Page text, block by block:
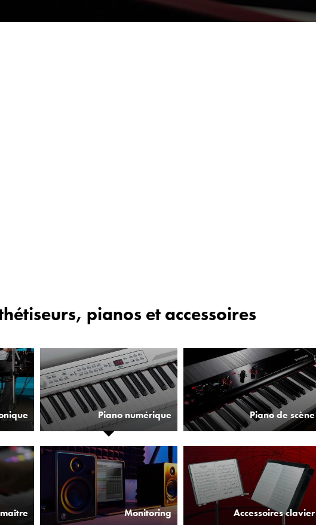
pianos et accessoires
Piano numérique Piano de scène
Monitoring Accessoires clavier